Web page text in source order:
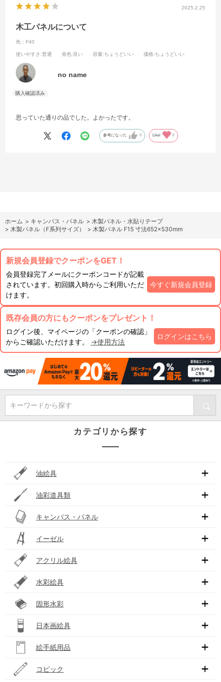
2025.2.25
木工パネルについて
色：F40
使いやすさ :普通 発色:良い 容量:ちょうどいい 価格:ちょうどいい
no name
思っていた通りの品でした。よかったです。
参考になった 0 Like! 0
ホーム > キャンバス・パネル > 木製パネル・水貼りテープ
> 木製パネル（F系列サイズ） > 木製パネル F15 寸法652×530mm
新規会員登録でクーポンをGET！
会員登録完了メールにクーポンコードが記載
されています。初回購入時からご利用いただ
けます。
今すぐ新規会員登録
既存会員の方にもクーポンをプレゼント！
ログイン後、マイページの「クーポンの確認」
からご確認いただけます。 →使用方法
ログインはこちら
キーワードから探す
カテゴリから探す
油絵具
油彩道具類
キャンバス・パネル
イーゼル
アクリル絵具
水彩絵具
固形水彩
日本画絵具
絵手紙用品
コピック